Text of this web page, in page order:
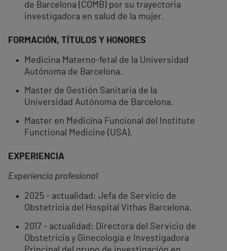
de Barcelona (COMB) por su trayectoria
investigadora en salud de la mujer.
FORMACIÓN, TÍTULOS Y HONORES
Medicina Materno-fetal de la Universidad
Autónoma de Barcelona.
Master de Gestión Sanitaria de la
Universidad Autónoma de Barcelona.
Master en Medicina Funcional del Institute
Functional Medicine (USA).
EXPERIENCIA
Experiencia profesional
2025 - actualidad: Jefa de Servicio de
Obstetricia del Hospital Vithas Barcelona.
2017 - actualidad: Directora del Servicio de
Obstetricia y Ginecología e Investigadora